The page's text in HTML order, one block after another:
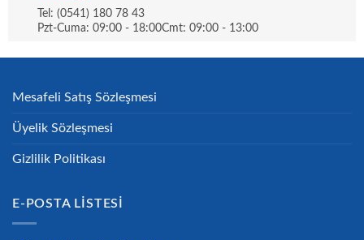
Tel: (0541) 180 78 43
Pzt-Cuma: 09:00 - 18:00Cmt: 09:00 - 13:00
Mesafeli Satış Sözleşmesi
Üyelik Sözleşmesi
Gizlilik Politikası
E-POSTA LISTESI